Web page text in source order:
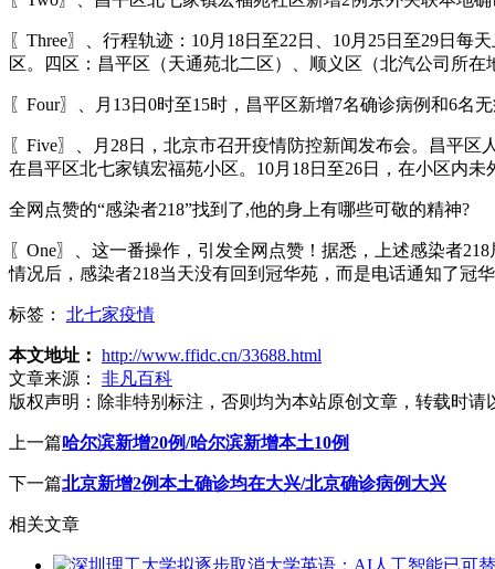
〖Three〗、行程轨迹：10月18日至22日、10月25日至29日
区。四区：昌平区（天通苑北二区）、顺义区（北汽公司所
〖Four〗、月13日0时至15时，昌平区新增7名确诊病例和6名
〖Five〗、月28日，北京市召开疫情防控新闻发布会。昌平
在昌平区北七家镇宏福苑小区。10月18日至26日，在小区内未
全网点赞的“感染者218”找到了,他的身上有哪些可敬的精神?
〖One〗、这一番操作，引发全网点赞！据悉，上述感染者
情况后，感染者218当天没有回到冠华苑，而是电话通知了冠
标签： 北七家疫情
本文地址： http://www.ffidc.cn/33688.html
文章来源：
非凡百科
版权声明： 除非特别标注，否则均为本站原创文章，转载时请
上一篇哈尔滨新增20例/哈尔滨新增本土10例
下一篇北京新增2例本土确诊均在大兴/北京确诊病例大兴
相关文章